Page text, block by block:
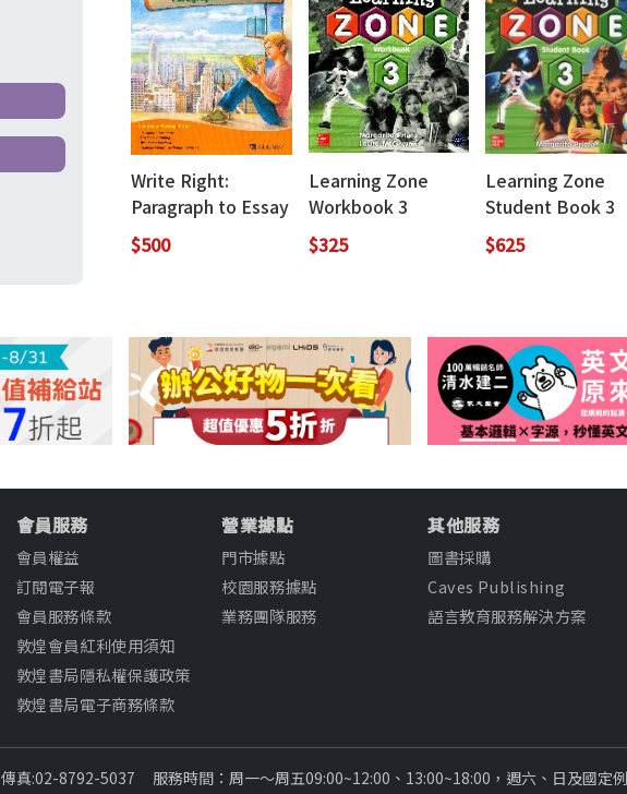
Write Right:
Paragraph to Essay
2 (with Workbook)
$500
Learning Zone
Workbook 3
$325
Learning Zone
Student Book 3
(with QR Code
Download)
$625
會員服務
會員權益
訂閱電子報
會員服務條款
敦煌會員紅利使用須知
敦煌書局隱私權保護政策
敦煌書局電子商務條款
營業據點
門市據點
校園服務據點
業務團隊服務
其他服務
圖書採購
Caves Publishing
語言教育服務解決方案
傳真:02-8792-5037 服務時間：周一～周五09:00~12:00、13:00~18:00，週六、日及國定